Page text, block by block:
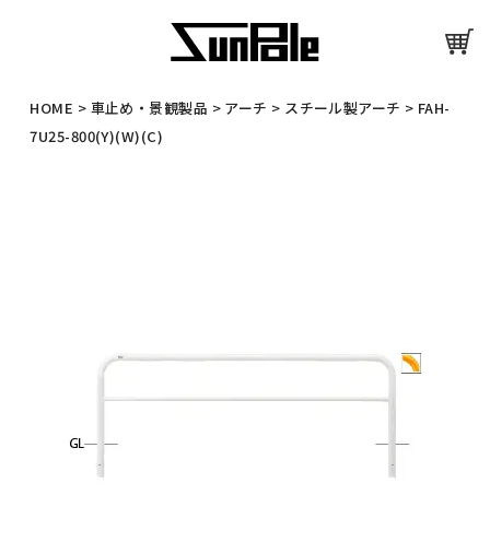
HOME > 車止め・景観製品 > アーチ > スチール製アーチ > FAH-
7U25-800(Y)(W)(C)